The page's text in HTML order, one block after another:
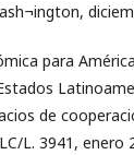
para
de
L. 3941, enero